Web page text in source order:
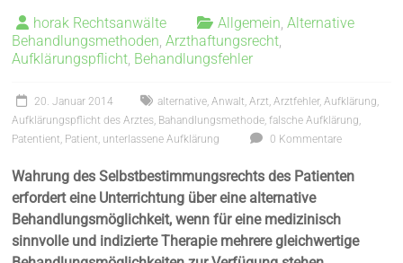
horak Rechtsanwälte Allgemein ,Alternative
Behandlungsmethoden ,Arzthaftungsrecht
Aufklärungspflicht Behandlungsfehler
20. Januar 2014 alternative ,Anwalt ,Arzt ,Arztfehler,Aufklärung
Aufklärungspflicht des Arztes Bahandlungsmethode ,falsche Aufklärung
Patentient Patient unterlassene Aufklärung 0 Kommentare
Wahrung des Selbstbestimmungsrechts des Patienten
erfordert eine Unterrichtung über eine alternative
Behandlungsmöglichkeit, wenn für eine medizinisch
sinnvolle und indizierte Therapie mehrere gleichwertige